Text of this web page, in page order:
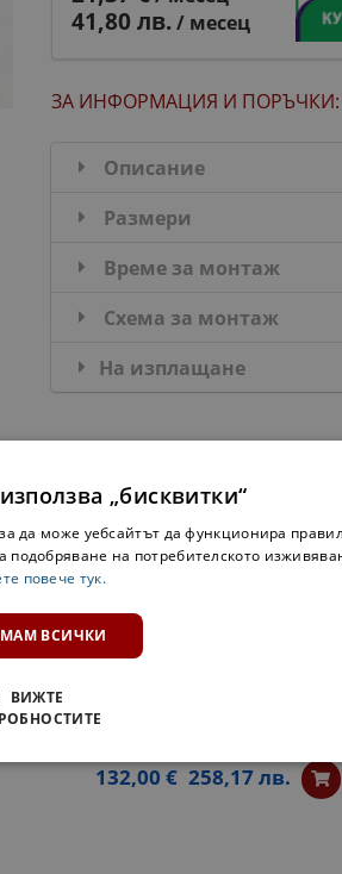
41,80 лв./ месец
ЗА ИНФОРМАЦИЯ И ПОРЪЧКИ:
Описание
Размери
Време за монтаж
Схема за монтаж
На изплащане
132,00 € 258,17 лв.
„бисквитки“
да може уебсайтът да функционира
на потребителското
повече тук.
ВСИЧКИ
ВИЖТЕ